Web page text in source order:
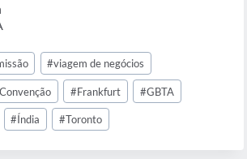
#viagem de negócios
Convenção #Frankfurt #GBTA
#Índia #Toronto